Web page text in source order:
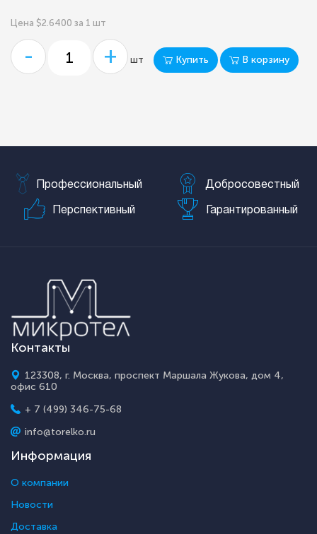
Цена $2.6400 за 1 шт
- + шт Купить В корзину
Профессиональный Добросовестный
Перспективный Гарантированный
Контакты
123308, г. Москва, проспект Маршала Жукова, дом 4,
офис 610
+ 7 (499) 346-75-68
info@torelko.ru
Информация
О компании
Новости
Доставка